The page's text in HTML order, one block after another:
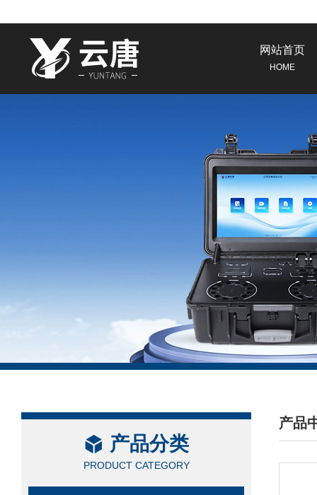
网站首页
HOME
产品分类
PRODUCT CATEGORY
产品
/